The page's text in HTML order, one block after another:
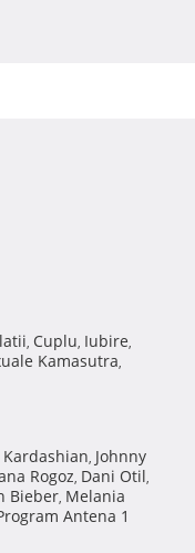
, Cuplu, Iubire,
Kamasutra,
Kardashian, Johnny
Rogoz, Dani Otil,
Bieber, Melania
Antena 1